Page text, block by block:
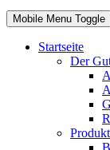
Mobile Menu Toggle
Startseite
Der